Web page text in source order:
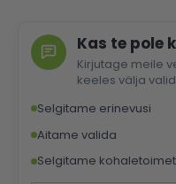
Kas te pole
Kirjutage meile
keeles välja
Selgitame erinevusi
Aitame valida
Selgitame